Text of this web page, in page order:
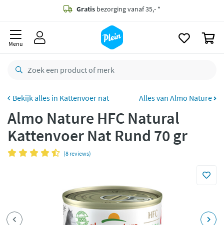
Gratis bezorging vanaf 35,- *
Bestelling uiterlijkmaandag
retourneren
CO2 neutraal bezorgd
Betaal met Klarna
Menu
Kattenvoer nat Alles van Almo Nature
Almo Nature HFC Natural
Kattenvoer Nat Rund 70 gr
(8 reviews)